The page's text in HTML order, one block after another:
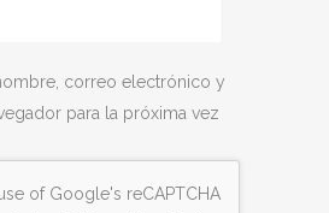
correo electrónico y
para la próxima vez
of Google's reCAPTCHA